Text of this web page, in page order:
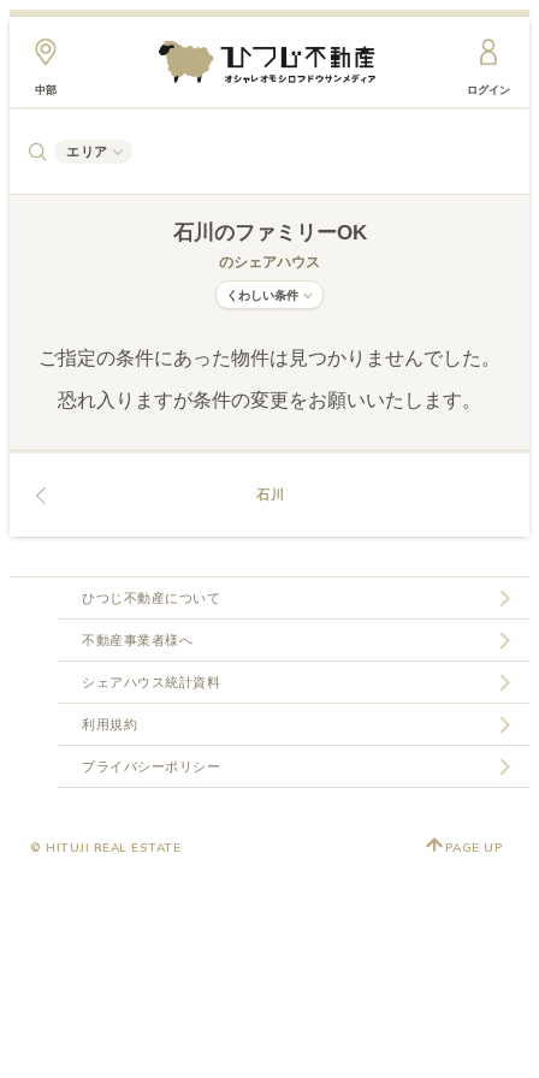
中部 ログイン
エリア
石川 のファミリーOK
のシェアハウス
くわしい条件
ご指定の条件にあった物件は見つかりませんでした。
恐れ入りますが条件の変更をお願いいたします。
石川
ひつじ不動産について
不動産事業者様へ
シェアハウス統計資料
利用規約
プライバシーポリシー
© HITUJI REAL ESTATE PAGE UP